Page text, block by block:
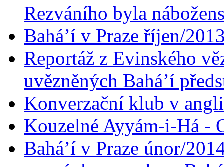
Rezváního byla
Bahá’í v Praze říjen/
Reportáž z Evinského
uvězněných Bahá’í
Konverzační klub v
Kouzelné Ayyám-i-Há -
Bahá’í v Praze únor/